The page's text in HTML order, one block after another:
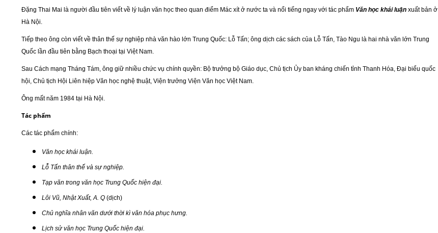
Đặng Thai Mai là người đầu tiên viết về l ý luận văn học theo quan điểm Mác xít ở nước ta và nổi tiếng ngay với tác phẩm Văn học khái luận xuất bản ở
Hà Nội.
Tiếp theo ông còn viết về thân thế sự nghiệp nhà văn hào lớn Trung Quốc: Lỗ Tấn; ông dịch các sách của Lỗ Tấn, Tào Ngu là hai nhà văn lớn Trung
Quốc lần đầu tiên bằng Bạch thoại tại Việt Nam.
Sau Cách mạng Tháng Tám, ông giữ nhiều chức vụ chính quyền: Bộ trưởng bộ Giáo dục, Chủ tịch Ủy ban kháng chiến tỉnh Thanh Hóa, Đại biểu quốc
hội, Chủ tịch Hội Liên hiệp Văn học nghệ thuật, Viện trưởng Viện Văn học Việt Nam.
Ông mất năm 1984 tại Hà Nội.
Tác phẩm
Các tác phẩm chính:
Văn học khái luận.
Lỗ Tấn thân thế và sự nghiệp.
Tạp văn trong văn học Trung Quốc hiện đại.
Lôi Vũ, Nhật Xuất, A. Q (dịch)
Chủ nghĩa nhân văn dưới thời kì văn hóa phục hưng.
Lịch sử văn học Trung Quốc hiện đại.